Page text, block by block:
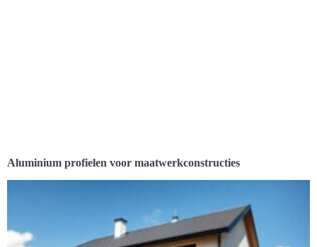
Aluminium profielen voor maatwerkconstructies